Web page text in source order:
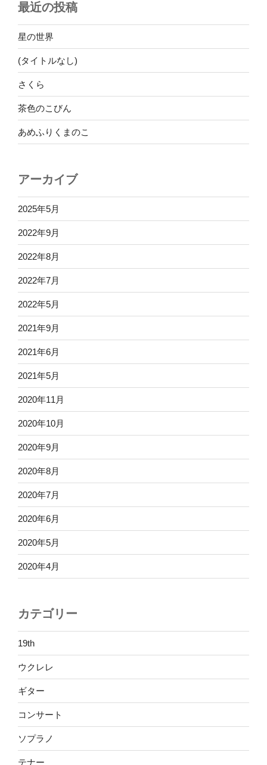
最近の投稿
星の世界
(タイトルなし)
さくら
茶色のこびん
あめふりくまのこ
アーカイブ
2025年5月
2022年9月
2022年8月
2022年7月
2022年5月
2021年9月
2021年6月
2021年5月
2020年11月
2020年10月
2020年9月
2020年8月
2020年7月
2020年6月
2020年5月
2020年4月
カテゴリー
19th
ウクレレ
ギター
コンサート
ソプラノ
テナー